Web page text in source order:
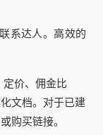
系达人。高效的
价、佣金比
文档。对于已建
购买链接。